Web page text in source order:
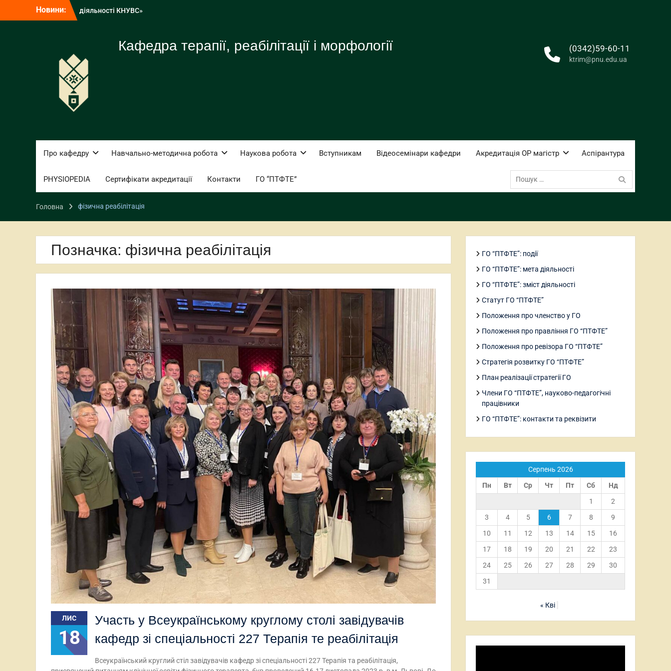
Новини:
Запрошуємо студентів 4 курсів на
ініціативи STEM DAY 2026
Розпочато реалізацію програми
«Соціокультурна взаємодія з
військовослужбовцями в освітній
діяльності КНУВС»
Кафедра терапії, реабілітації і морфології (0342)59-60-11
ktrim@pnu.edu.ua
Про кафедру Навчально-методична робота Наукова робота Вступникам Відеосемінари кафедри Акредитація ОР магістр Аспірантура
PHYSIOPEDIA Сертифікати акредитації Контакти ГО “ПТФТЕ”
Пошук:
Головна фізична реабілітація
Позначка: фізична реабілітація
ЛИС
18
Участь у Всеукраїнському круглому столі завідувачів
кафедр зі спеціальності 227 Терапія те реабілітація
Всеукраїнський круглий стіл завідувачів кафедр зі спеціальності 227 Терапія та реабілітація,
ГО “ПТФТЕ”: події
ГО “ПТФТЕ”: мета діяльності
ГО “ПТФТЕ”: зміст діяльності
Статут ГО “ПТФТЕ”
Положення про членство у ГО
Положення про правління ГО “ПТФТЕ”
Положення про ревізора ГО “ПТФТЕ”
Стратегія розвитку ГО “ПТФТЕ”
План реалізації стратегії ГО
Члени ГО “ПТФТЕ”, науково-педагогічні
працівники
ГО “ПТФТЕ”: контакти та реквізити
Серпень 2026
Пн
Вт Ср Чт Пт Сб
Нд
1
2
3
4 5 6 7 8
9
10
11 12 13 14 15
16
17
18 19 20 21 22
23
24
25 26 27 28 29
30
31
« Кві